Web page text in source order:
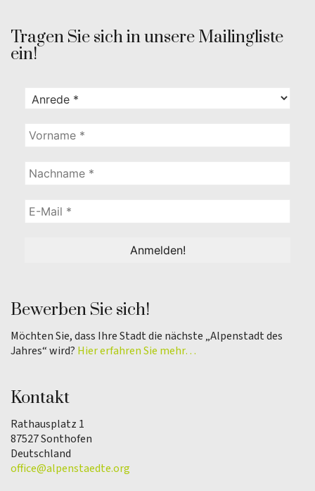
Tragen Sie sich in unsere Mailingliste
ein!
Bewerben Sie sich!
Möchten Sie, dass Ihre Stadt die nächste „Alpenstadt des
Jahres“ wird? Hier erfahren Sie mehr…
Kontakt
Rathausplatz 1
87527 Sonthofen
Deutschland
office@alpenstaedte.org